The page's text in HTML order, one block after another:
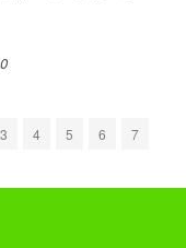
0
3 4 5 6 7